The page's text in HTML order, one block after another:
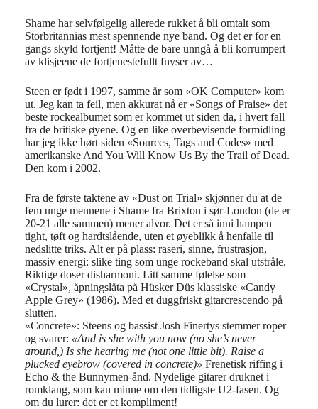
Shame har selvfølgelig allerede rukket å bli omtalt som
Storbritannias mest spennende nye band. Og det er for en
gangs skyld fortjent! Måtte de bare unngå å bli korrumpert
av klisjeene de fortjenestefullt fnyser av…
Steen er født i 1997, samme år som «OK Computer» kom
ut. Jeg kan ta feil, men akkurat nå er «Songs of Praise» det
beste rockealbumet som er kommet ut siden da, i hvert fall
fra de britiske øyene. Og en like overbevisende formidling
har jeg ikke hørt siden «Sources, Tags and Codes» med
amerikanske And You Will Know Us By the Trail of Dead.
Den kom i 2002.
Fra de første taktene av «Dust on Trial» skjønner du at de
fem unge mennene i Shame fra Brixton i sør-London (de er
20-21 alle sammen) mener alvor. Det er så inni hampen
tight, tøft og hardtslående, uten et øyeblikk å henfalle til
nedslitte triks. Alt er på plass: raseri, sinne, frustrasjon,
massiv energi: slike ting som unge rockeband skal utstråle.
Riktige doser disharmoni. Litt samme følelse som
«Crystal», åpningslåta på Hüsker Düs klassiske «Candy
Apple Grey» (1986). Med et duggfriskt gitarcrescendo på
slutten.
«Concrete»: Steens og bassist Josh Finertys stemmer roper
og svarer: «And is she with you now (no she’s never
around,) Is she hearing me (not one little bit). Raise a
plucked eyebrow (covered in concrete)» Frenetisk riffing i
Echo & the Bunnymen-ånd. Nydelige gitarer druknet i
romklang, som kan minne om den tidligste U2-fasen. Og
om du lurer: det er et kompliment!